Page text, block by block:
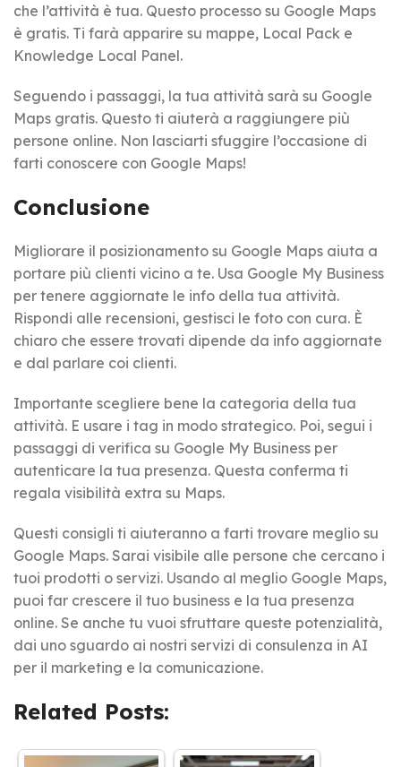
che l’attività è tua. Questo processo su Google Maps
è gratis. Ti farà apparire su mappe, Local Pack e
Knowledge Local Panel.
Seguendo i passaggi, la tua attività sarà su Google
Maps gratis. Questo ti aiuterà a raggiungere più
persone online. Non lasciarti sfuggire l’occasione di
farti conoscere con Google Maps!
Conclusione
Migliorare il posizionamento su Google Maps aiuta a
portare più clienti vicino a te. Usa Google My Business
per tenere aggiornate le info della tua attività.
Rispondi alle recensioni, gestisci le foto con cura. È
chiaro che essere trovati dipende da info aggiornate
e dal parlare coi clienti.
Importante scegliere bene la categoria della tua
attività. E usare i tag in modo strategico. Poi, segui i
passaggi di verifica su Google My Business per
autenticare la tua presenza. Questa conferma ti
regala visibilità extra su Maps.
Questi consigli ti aiuteranno a farti trovare meglio su
Google Maps. Sarai visibile alle persone che cercano i
tuoi prodotti o servizi. Usando al meglio Google Maps,
puoi far crescere il tuo business e la tua presenza
online. Se anche tu vuoi sfruttare queste potenzialità,
dai uno sguardo ai nostri servizi di consulenza in AI
per il marketing e la comunicazione.
Related Posts: